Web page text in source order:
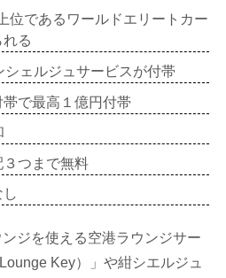
位であるワールドエリートカー
る
ェルジュサービスが付帯
で最高１億円付帯
つまで無料
ジを使える空港ラウンジサー
Key）」や紺シエルジュ